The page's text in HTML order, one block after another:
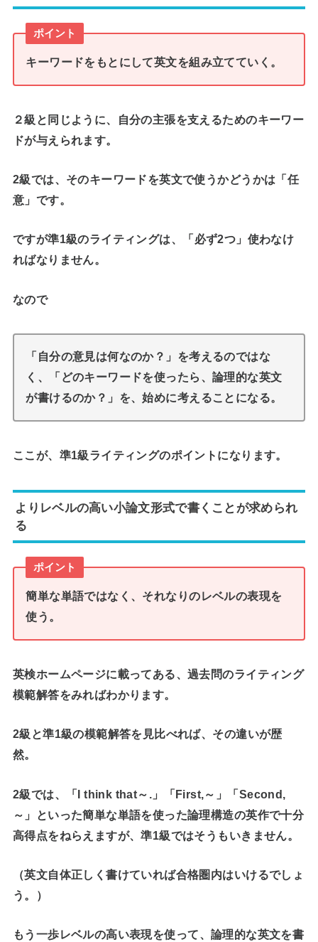
ポイント
キーワードをもとにして英文を組み立てていく。
２級と同じように、自分の主張を支えるためのキーワー
ドが与えられます。
2級では、そのキーワードを英文で使うかどうかは「任
意」です。
ですが準1級のライティングは、「必ず2つ」使わなけ
ればなりません。
なので
「自分の意見は何なのか？」を考えるのではな
く、「どのキーワードを使ったら、論理的な英文
が書けるのか？」を、始めに考えることになる。
ここが、準1級ライティングのポイントになります。
よりレベルの高い小論文形式で書くことが求められ
る
ポイント
簡単な単語ではなく、それなりのレベルの表現を
使う。
英検ホームページに載ってある、過去問のライティング
模範解答をみればわかります。
2級と準1級の模範解答を見比べれば、その違いが歴
然。
2級では、「I think that～.」「First,～」「Second,
～」といった簡単な単語を使った論理構造の英作で十分
高得点をねらえますが、準1級ではそうもいきません。
（英文自体正しく書けていれば合格圏内はいけるでしょ
う。）
もう一歩レベルの高い表現を使って、論理的な英文を書